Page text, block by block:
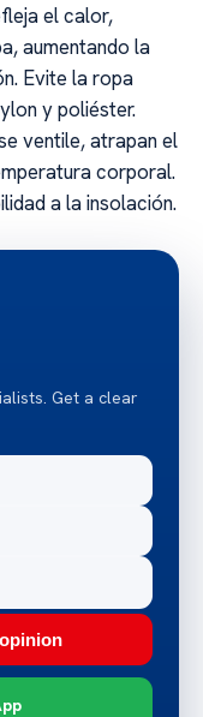
el calor,
aumentando la
Evite la ropa
y poliéster.
ventile, atrapan el
corporal.
a la insolación.
Get a clear